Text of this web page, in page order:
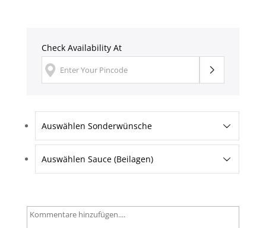
Check Availability At
Auswählen Sonderwünsche
Auswählen Sauce (Beilagen)